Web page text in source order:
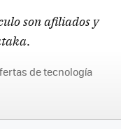
son afiliados y
.
de tecnología